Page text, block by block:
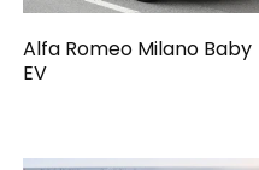
Alfa Romeo Milano Baby
EV